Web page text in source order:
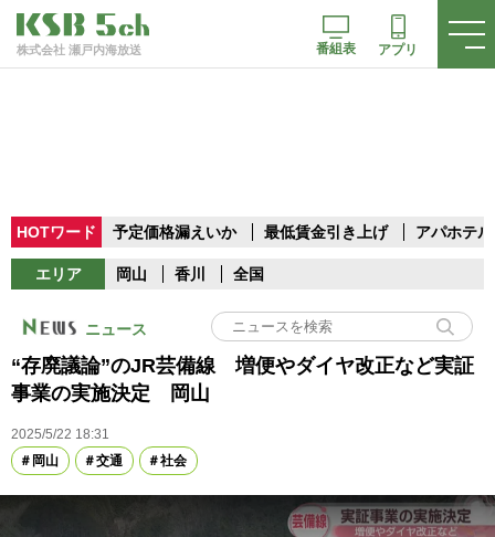
株式会社 瀬戸内海放送 番組表 アプリ
HOTワード 予定価格漏えいか 最低賃金引き上げ アパホテル
エリア 岡山 香川 全国
ニュース
“存廃議論”のJR芸備線 増便やダイヤ改正など実証
事業の実施決定 岡山
2025/5/22 18:31
岡山
交通 社会